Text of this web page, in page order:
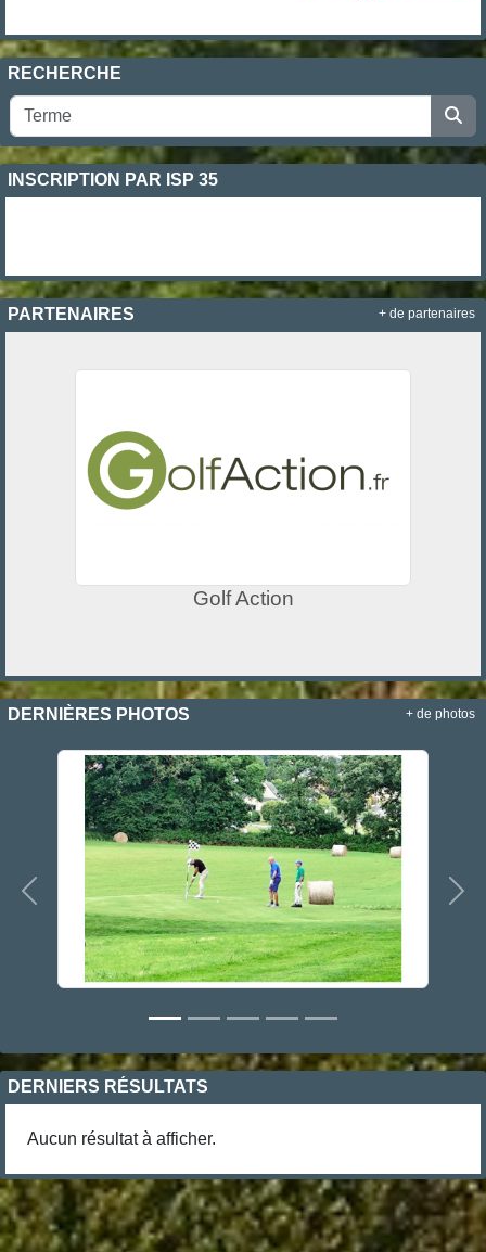
RECHERCHE
INSCRIPTION PAR ISP 35
PARTENAIRES
Golf Action
+ de partenaires
DERNIÈRES PHOTOS
Précedent
+ de photos
DERNIERS RÉSULTATS
Aucun résultat à afficher.